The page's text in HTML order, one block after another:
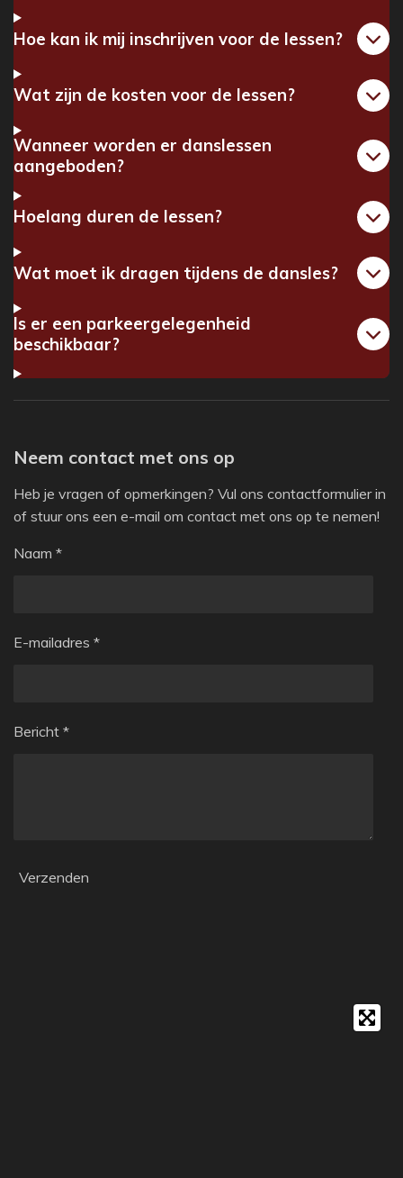
Hoe kan ik mij inschrijven voor de lessen?
Wat zijn de kosten voor de lessen?
Wanneer worden er danslessen
aangeboden?
Hoelang duren de lessen?
Wat moet ik dragen tijdens de dansles?
Is er een parkeergelegenheid
beschikbaar?
Neem contact met ons op
Heb je vragen of opmerkingen? Vul ons contactformulier in
of stuur ons een e-mail om contact met ons op te nemen!
Naam *
E-mailadres *
Bericht *
Verzenden